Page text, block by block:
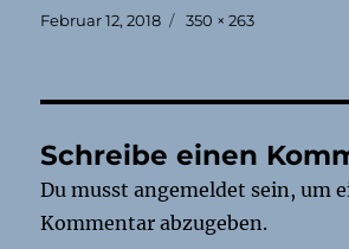
Veröffentlicht
Februar 12, 2018 Originalgröße
350 × 263
Schreibe einen
Du musstangemeldet sein, um
Kommentar abzugeben.